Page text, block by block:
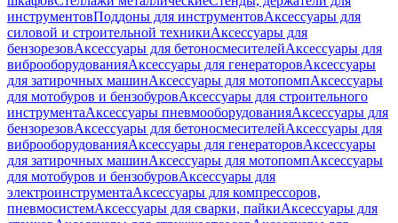
инструментовПоддоны для инструментовАксессуары для
силовой и строительной техникиАксессуары для
бензорезовАксессуары для бетоносмесителейАксессуары для
виброоборудованияАксессуары для генераторовАксессуары
для затирочных машинАксессуары для мотопомпАксессуары
для мотобуров и бензобуровАксессуары для строительного
инструментаАксессуары пневмооборудованияАксессуары для
бензорезовАксессуары для бетоносмесителейАксессуары для
виброоборудованияАксессуары для генераторовАксессуары
для затирочных машинАксессуары для мотопомпАксессуары
для мотобуров и бензобуровАксессуары для
электроинструментаАксессуары для компрессоров,
пневмосистемАксессуары для сварки, пайкиАксессуары для